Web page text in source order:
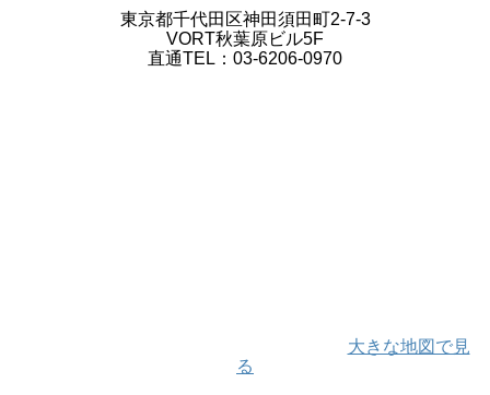
東京都千代田区神田須田町2-7-3
VORT秋葉原ビル5F
直通TEL：03-6206-0970
大きな地図で見
る